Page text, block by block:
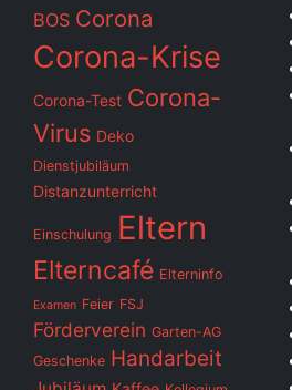
BOS Corona
Corona-Krise
Corona-Test Corona-
Virus Deko
Dienstjubiläum
Distanzunterricht
Einschulung Eltern
Elterncafé Elterninfo
Examen Feier FSJ
Förderverein Garten-AG
Geschenke Handarbeit